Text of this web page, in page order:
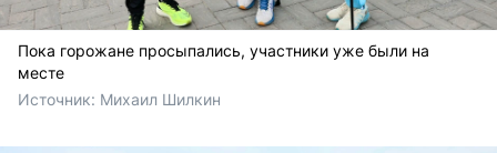
Пока горожане просыпались, участники уже были на
месте
Источник: Михаил Шилкин